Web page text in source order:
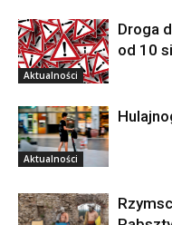
Aktualności
Droga
od 10
Aktualności